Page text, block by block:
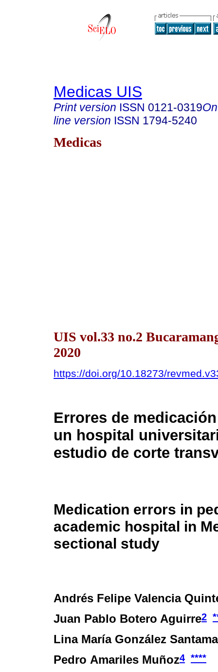
Medicas UIS
Print version ISSN 0121-0319
line version ISSN 1794-5240
Medicas
UIS vol.33 no.2
2020
https://doi.org/10.18273/
Errores de
un hospital
estudio de corte
Medication errors in
academic hospital in
sectional study
Andrés Felipe Valencia
Juan Pablo Botero Aguirre2
Lina María González
Pedro Amariles Muñoz4 ****